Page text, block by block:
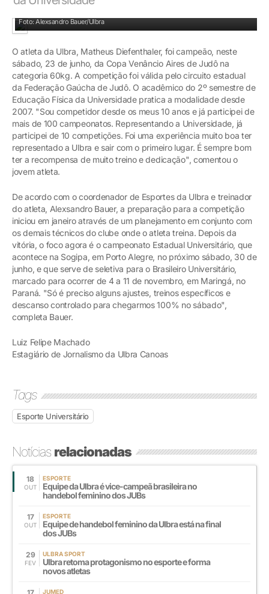
Foto: Alexsandro Bauer/Ulbra
O atleta da Ulbra, Matheus Diefenthaler, foi campeão, neste
sábado, 23 de junho, da Copa Venâncio Aires de Judô na
categoria 60kg. A competição foi válida pelo circuito estadual
da Federação Gaúcha de Judô. O acadêmico do 2º semestre de
Educação Física da Universidade pratica a modalidade desde
2007. "Sou competidor desde os meus 10 anos e já participei de
mais de 100 campeonatos. Representando a Universidade, já
participei de 10 competições. Foi uma experiência muito boa ter
representado a Ulbra e sair com o primeiro lugar. É sempre bom
ter a recompensa de muito treino e dedicação", comentou o
jovem atleta.
De acordo com o coordenador de Esportes da Ulbra e treinador
do atleta, Alexsandro Bauer, a preparação para a competição
iniciou em janeiro através de um planejamento em conjunto com
os demais técnicos do clube onde o atleta treina. Depois da
vitória, o foco agora é o campeonato Estadual Universitário, que
acontece na Sogipa, em Porto Alegre, no próximo sábado, 30 de
junho, e que serve de seletiva para o Brasileiro Universitário,
marcado para ocorrer de 4 a 11 de novembro, em Maringá, no
Paraná. "Só é preciso alguns ajustes, treinos específicos e
descanso controlado para chegarmos 100% no sábado",
completa Bauer.
Luiz Felipe Machado
Estagiário de Jornalismo da Ulbra Canoas
Tags
Esporte Universitário
Notíciasrelacionadas
18
OUT
ESPORTE
Equipe da Ulbra é vice-campeã brasileira no
handebol feminino dos JUBs
17
OUT
ESPORTE
Equipe de handebol feminino da Ulbra está na final
dos JUBs
29
FEV
ULBRA SPORT
Ulbra retoma protagonismo no esporte e forma
novos atletas
JUMED